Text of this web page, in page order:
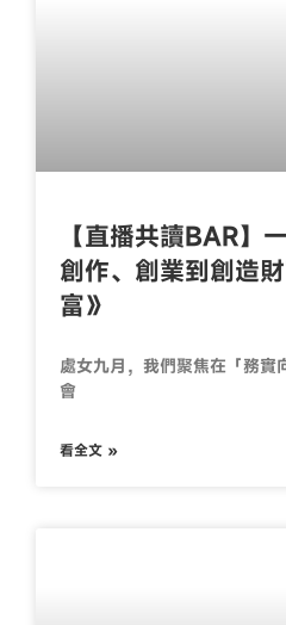
【直播共讀BAR】
創作、創業到創造
富》
處女九月，我們聚焦在「務實
會
看全文 »